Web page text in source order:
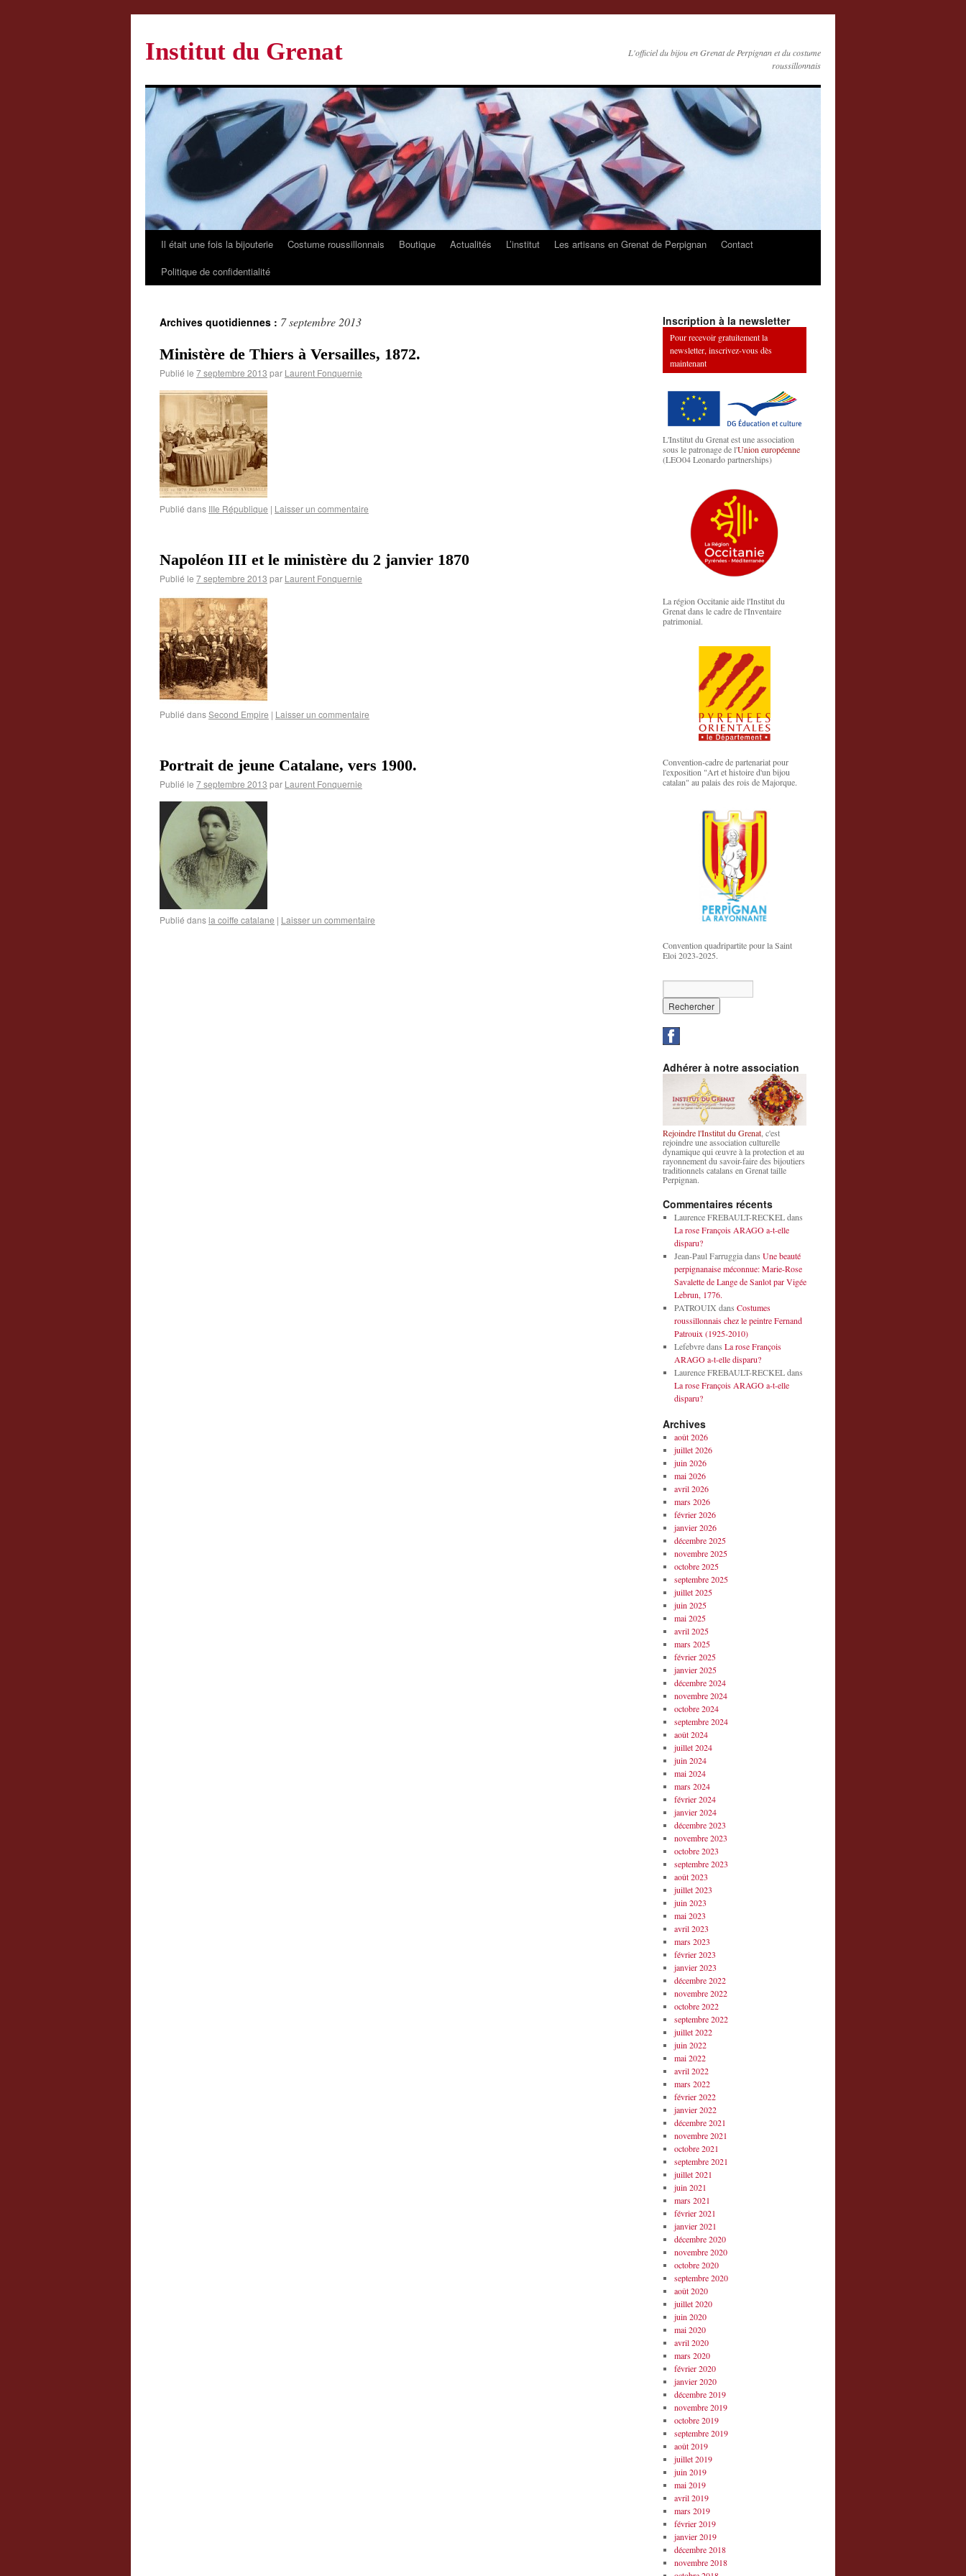
Institut du Grenat
L'officiel du bijou en Grenat de Perpignan et du costume
roussillonnais
Il était une fois la bijouterie Costume roussillonnais Boutique Actualités L’institut Les artisans en Grenat de Perpignan
Contact
Politique de confidentialité
Archives quotidiennes : 7 septembre 2013
Ministère de Thiers à Versailles, 1872.
Publié le 7 septembre 2013 par Laurent Fonquernie
Publié dans IIIe République | Laisser un commentaire
Napoléon III et le ministère du 2 janvier 1870
Publié le 7 septembre 2013 par Laurent Fonquernie
Publié dansSecond Empire | Laisser un commentaire
Portrait de jeune Catalane, vers 1900.
Publié le 7 septembre 2013 par Laurent Fonquernie
Publié dans la coiffe catalane | Laisser un commentaire
Inscription à la newsletter
Pour recevoir gratuitement la
newsletter, inscrivez-vous dès
maintenant
L'Institut du Grenat est une association
sous le patronage de l'Union européenne
(LEO04 Leonardo partnerships)
La région Occitanie aide l'Institut du
Grenat dans le cadre de l'Inventaire
patrimonial.
Convention-cadre de partenariat pour
l'exposition "Art et histoire d'un bijou
catalan" au palais des rois de Majorque.
Convention quadripartite pour la Saint
Eloi 2023-2025.
Adhérer à notre association
Rejoindre l'Institut du Grenat , c'est
rejoindre une association culturelle
dynamique qui œuvre à la protection et au
rayonnement du savoir-faire des bijoutiers
traditionnels catalans en Grenat taille
Perpignan.
Commentaires récents
Laurence FREBAULT-RECKELdans
La rose François ARAGO a-t-elle
disparu?
Jean-Paul Farruggiadans Une beauté
perpignanaise méconnue: Marie-Rose
Savalette de Lange de Sanlot par Vigée
Lebrun, 1776.
PATROUIX dans Costumes
roussillonnais chez le peintre Fernand
Patrouix (1925-2010)
Lefebvredans La rose François
ARAGO a-t-elle disparu?
Laurence FREBAULT-RECKELdans
La rose François ARAGO a-t-elle
disparu?
Archives
août 2026
juillet 2026
juin 2026
mai 2026
avril 2026
mars 2026
février 2026
janvier 2026
décembre 2025
novembre 2025
octobre 2025
septembre 2025
juillet 2025
juin 2025
mai 2025
avril 2025
mars 2025
février 2025
janvier 2025
décembre 2024
novembre 2024
octobre 2024
septembre 2024
août 2024
juillet 2024
juin 2024
mai 2024
mars 2024
février 2024
janvier 2024
décembre 2023
novembre 2023
octobre 2023
septembre 2023
août 2023
juillet 2023
juin 2023
mai 2023
avril 2023
mars 2023
février 2023
janvier 2023
décembre 2022
novembre 2022
octobre 2022
septembre 2022
juillet 2022
juin 2022
mai 2022
avril 2022
mars 2022
février 2022
janvier 2022
décembre 2021
novembre 2021
octobre 2021
septembre 2021
juillet 2021
juin 2021
mars 2021
février 2021
janvier 2021
décembre 2020
novembre 2020
octobre 2020
septembre 2020
août 2020
juillet 2020
juin 2020
mai 2020
avril 2020
mars 2020
février 2020
janvier 2020
décembre 2019
novembre 2019
octobre 2019
septembre 2019
août 2019
juillet 2019
juin 2019
mai 2019
avril 2019
mars 2019
février 2019
janvier 2019
décembre 2018
novembre 2018